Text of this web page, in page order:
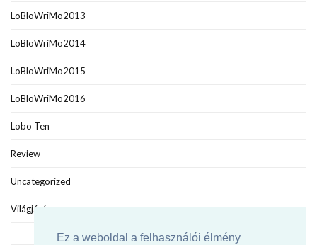
Ez a weboldal a felhasználói élmény
LoBloWriMo2013
LoBloWriMo2014
LoBloWriMo2015
LoBloWriMo2016
Lobo Ten
Review
Uncategorized
Világjáró